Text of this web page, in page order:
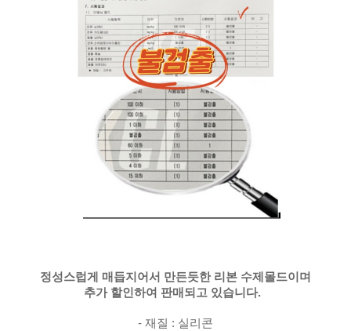
정성스럽게 매듭지어서 만든듯한 리본 수제몰드이며
추가 할인하여 판매되고 있습니다.
- 재질 : 실리콘